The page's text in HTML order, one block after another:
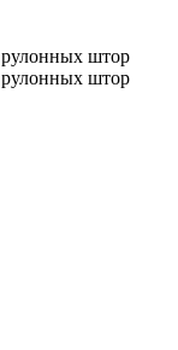
штор
штор